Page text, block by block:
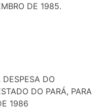
DE 1985.
DESPESA DO
DO PARÁ, PARA
1986